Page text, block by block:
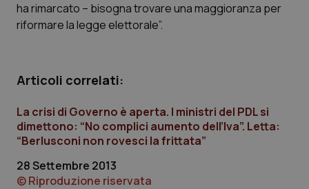
Friuli Venezia Giulia
Lombardia
Marche
Dermatite Atopica
Dolore
Donna & Salute
ha rimarcato – bisogna trovare una maggioranza per
riformare la legge elettorale”.
Articoli correlati:
La crisi di Governo è aperta. I ministri del PDL si
dimettono: “No complici aumento dell’Iva”. Letta:
“Berlusconi non rovesci la frittata”
28 Settembre 2013
© Riproduzione riservata